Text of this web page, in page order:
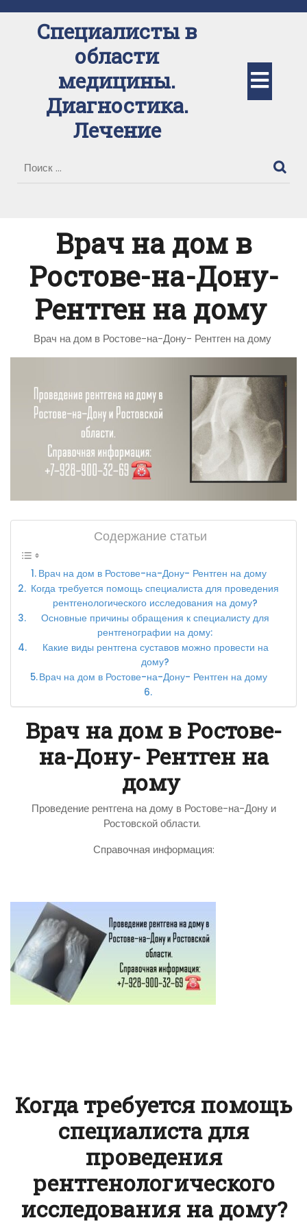
содержимомуСпециалисты в
области
медицины.
Диагностика.
Лечение
Врач на дом в
Ростове-на-Дону-
Рентген на дому
Врач на дом в Ростове-на-Дону- Рентген на дому
Содержание статьи
Врач на дом в Ростове-на-Дону- Рентген на дому
Когда требуется помощь специалиста для проведения
рентгенологического исследования на дому?
Основные причины обращения к специалисту для
рентгенографии на дому:
Какие виды рентгена суставов можно провести на
дому?
Врач на дом в Ростове-на-Дону- Рентген на дому
Врач на дом в Ростове-
на-Дону- Рентген на
дому
Проведение рентгена на дому в Ростове-на-Дону и
Ростовской области.
Справочная информация:
Когда требуется помощь
специалиста для
проведения
рентгенологического
исследования на дому?